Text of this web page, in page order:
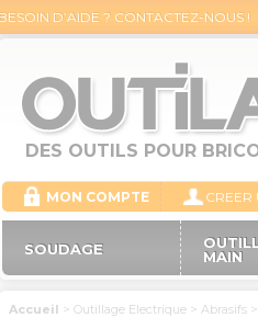
BESOIN D’AIDE ? CONTACTEZ-NOUS !
DES OUTILS POUR
MON COMPTE CREER
SOUDAGE
MAIN
Accueil > Outillage Electrique > Abrasifs >